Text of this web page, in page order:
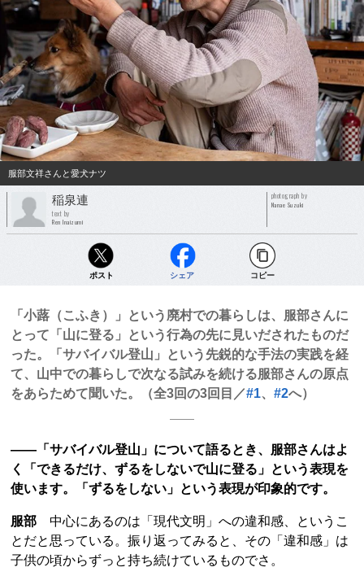
服部文祥さんと愛犬ナツ
稲泉連
text by
Ren Inaizumi
photograph by
Nanae Suzuki
ポスト シェア コピー
「小蕗（こふき）」という廃村での暮らしは、服部さんに
とって「山に登る」という行為の先に見いだされたものだ
った。「サバイバル登山」という先鋭的な手法の実践を経
て、山中での暮らしで次なる試みを続ける服部さんの原点
をあらためて聞いた。（全3回の3回目／#1、 #2へ）
――「サバイバル登山」について語るとき、服部さんはよ
く「できるだけ、ずるをしないで山に登る」という表現を
使います。「ずるをしない」という表現が印象的です。
服部 中心にあるのは「現代文明」への違和感、というこ
とだと思っている。振り返ってみると、その「違和感」は
子供の頃からずっと持ち続けているものでさ。